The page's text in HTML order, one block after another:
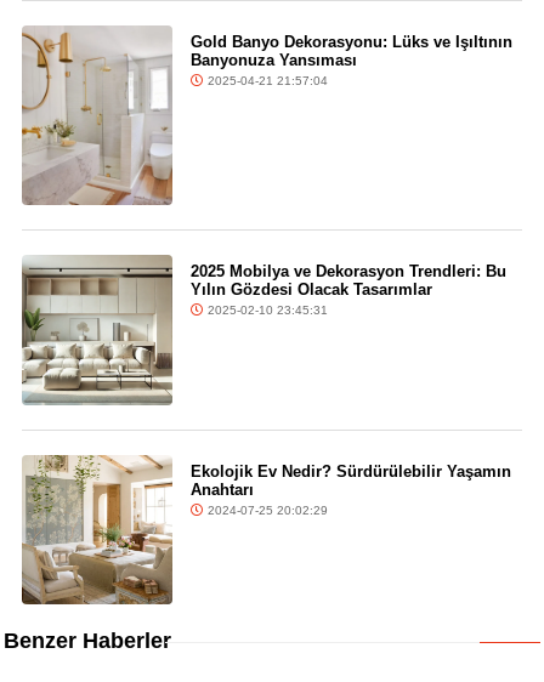
Gold Banyo Dekorasyonu: Lüks ve Işıltının
Banyonuza Yansıması
2025-04-21 21:57:04
2025 Mobilya ve Dekorasyon Trendleri: Bu
Yılın Gözdesi Olacak Tasarımlar
2025-02-10 23:45:31
Ekolojik Ev Nedir? Sürdürülebilir Yaşamın
Anahtarı
2024-07-25 20:02:29
Benzer Haberler